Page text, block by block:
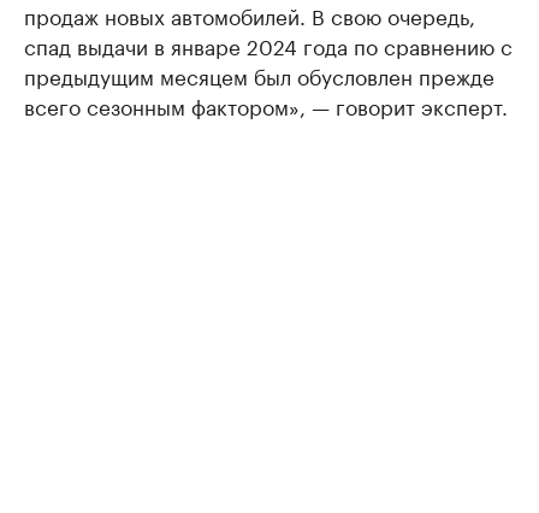
продаж новых автомобилей. В свою очередь,
спад выдачи в январе 2024 года по сравнению с
предыдущим месяцем был обусловлен прежде
всего сезонным фактором», — говорит эксперт.